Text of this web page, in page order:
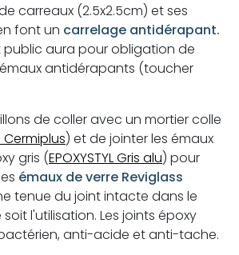
carreaux (2.5x2.5cm) et ses
font un carrelage antidérapant.
public aura pour obligation de
antidérapants (toucher
de coller avec un mortier colle
Cermiplus) et de jointer les émaux
gris (EPOXYSTYL Gris alu) pour
émaux de verre Reviglass
tenue du joint intacte dans le
l'utilisation. Les joints époxy
anti-acide et anti-tache.